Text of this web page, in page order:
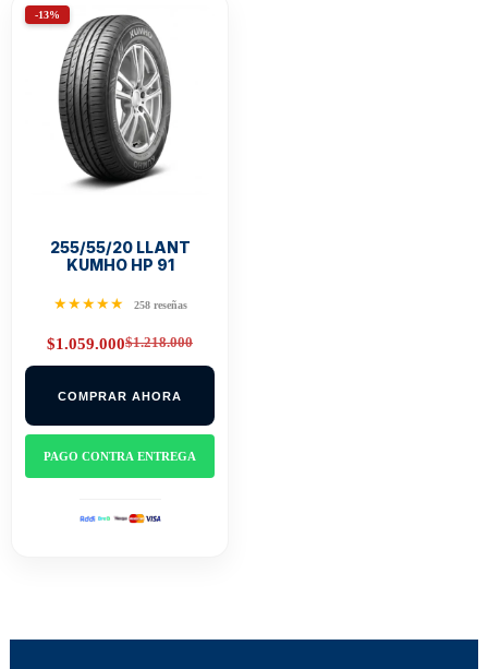
-13%
255/55/20 LLANT
KUMHO HP 91
★★★★★ 258 reseñas
$1.218.000
Original
price
$1.218.000.
$1.059.000Current
price
$1.059.000.
COMPRAR AHORA
PAGO CONTRA ENTREGA